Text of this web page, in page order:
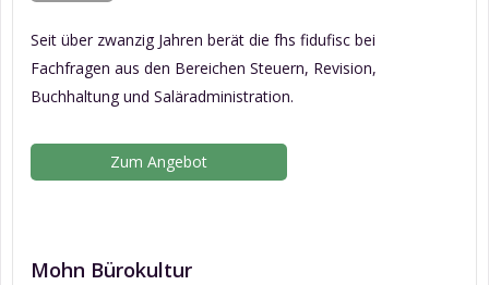
Seit über zwanzig Jahren berät die fhs fidufisc bei
Fachfragen aus den Bereichen Steuern, Revision,
Buchhaltung und Saläradministration.
Zum Angebot
Mohn Bürokultur